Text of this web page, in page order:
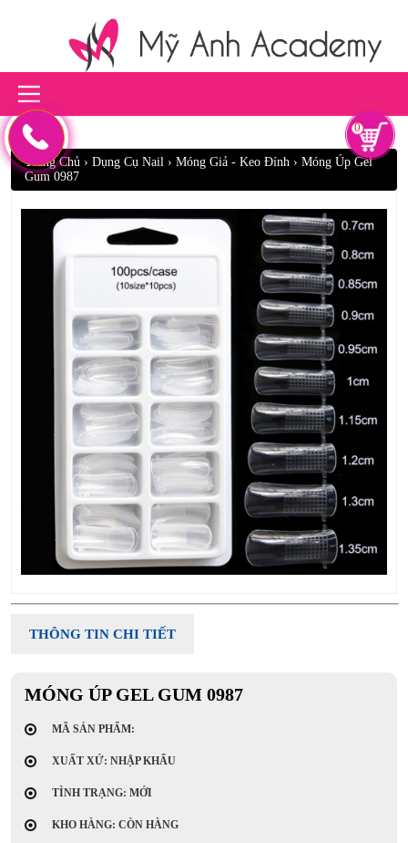
0
Trang Chủ ›Dụng Cụ Nail ›Móng Giả - Keo Đính ›Móng Úp Gel
Gum 0987
THÔNG TIN CHI TIẾT
MÓNG ÚP GEL GUM 0987
MÃ SẢN PHẨM:
XUẤT XỨ: NHẬP KHẨU
TÌNH TRẠNG: MỚI
KHO HÀNG: CÒN HÀNG